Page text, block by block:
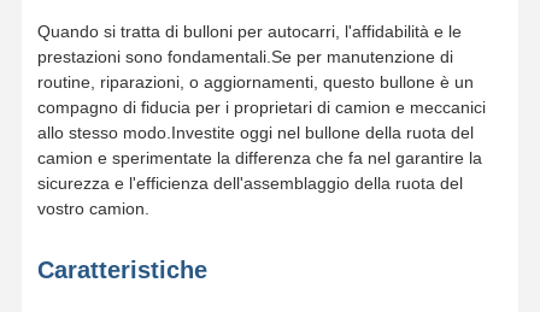
Pattini Bolt
Quando si tratta di bulloni per autocarri, l'affidabilità e le
prestazioni sono fondamentali.Se per manutenzione di
routine, riparazioni, o aggiornamenti, questo bullone è un
compagno di fiducia per i proprietari di camion e meccanici
allo stesso modo.Investite oggi nel bullone della ruota del
camion e sperimentate la differenza che fa nel garantire la
sicurezza e l'efficienza dell'assemblaggio della ruota del
vostro camion.
Caratteristiche